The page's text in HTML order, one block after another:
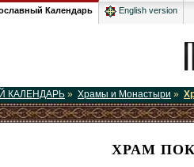
Календарь English version
КАЛЕНДАРЬ » Храмы и Монастыри »
ХРАМ